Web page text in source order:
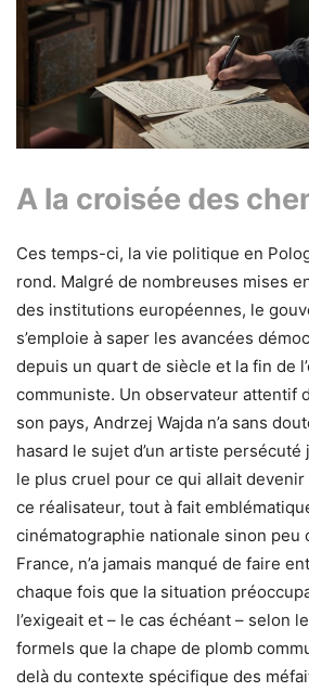
A la croisée des
Ces temps-ci, la vie politique en
rond. Malgré de nombreuses mises
des institutions européennes, le
s’emploie à saper les avancées
depuis un quart de siècle et la fin de
communiste. Un observateur attentif
son pays, Andrzej Wajda n’a sans
hasard le sujet d’un artiste persécuté
le plus cruel pour ce qui allait
ce réalisateur, tout à fait
cinématographie nationale sinon peu
France, n’a jamais manqué de faire
chaque fois que la situation
l’exigeait et – le cas échéant – selon
formels que la chape de plomb
delà du contexte spécifique des